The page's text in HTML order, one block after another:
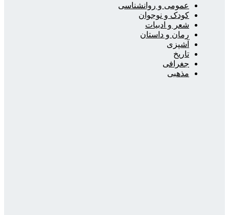
عمومی و روانشناسی
کودک و نوجوان
شعر و ادبیات
رمان و داستان
آشپزی
تاریخ
جغرافی
مذهبی